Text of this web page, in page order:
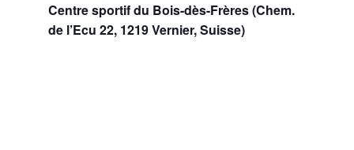
Centre sportif du Bois-dès-Frères (Chem.
de l’Ecu 22, 1219 Vernier, Suisse)